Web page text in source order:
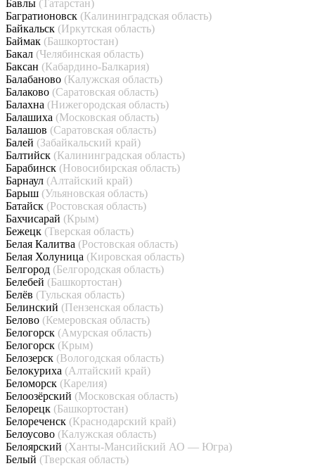
Бавлы (Татарстан)
Багратионовск (Калининградская область)
Байкальск (Иркутская область)
Баймак (Башкортостан)
Бакал (Челябинская область)
Баксан (Кабардино-Балкария)
Балабаново (Калужская область)
Балаково (Саратовская область)
Балахна (Нижегородская область)
Балашиха (Московская область)
Балашов (Саратовская область)
Балей (Забайкальский край)
Балтийск (Калининградская область)
Барабинск (Новосибирская область)
Барнаул (Алтайский край)
Барыш (Ульяновская область)
Батайск (Ростовская область)
Бахчисарай (Крым)
Бежецк (Тверская область)
Белая Калитва (Ростовская область)
Белая Холуница (Кировская область)
Белгород (Белгородская область)
Белебей (Башкортостан)
Белёв (Тульская область)
Белинский (Пензенская область)
Белово (Кемеровская область)
Белогорск (Амурская область)
Белогорск (Крым)
Белозерск (Вологодская область)
Белокуриха (Алтайский край)
Беломорск (Карелия)
Белоозёрский (Московская область)
Белорецк (Башкортостан)
Белореченск (Краснодарский край)
Белоусово (Калужская область)
Белоярский (Ханты-Мансийский АО — Югра)
Белый (Тверская область)